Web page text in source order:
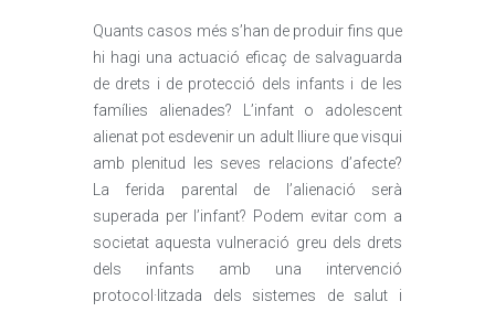
Quants casos més s’han de produir fins que
hi hagi una actuació eficaç de salvaguarda
de drets i de protecció dels infants i de les
famílies alienades? L’infant o adolescent
alienat pot esdevenir un adult lliure que visqui
amb plenitud les seves relacions d’afecte?
La ferida parental de l’alienació serà
superada per l’infant? Podem evitar com a
societat aquesta vulneració greu dels drets
dels infants amb una intervenció
protocol·litzada dels sistemes de salut i